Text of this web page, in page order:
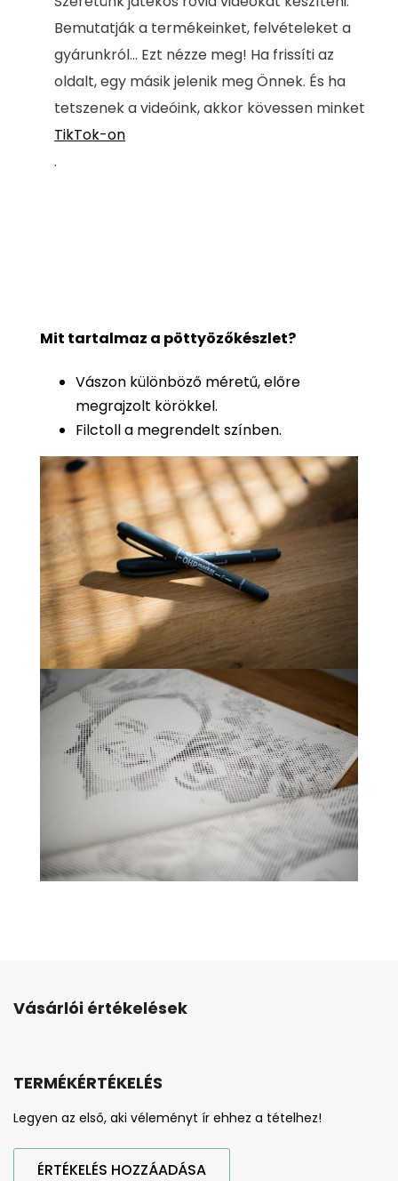
Bemutatják a termékeinket, felvételeket a
gyárunkról... Ezt nézze meg! Ha frissíti az
oldalt, egy másik jelenik meg Önnek. És ha
tetszenek a videóink, akkor kövessen minket
TikTok-on
.
Mit tartalmaz a pöttyözőkészlet?
Vászon különböző méretű, előre
megrajzolt körökkel.
Filctoll a megrendelt színben.
Vásárlói értékelések
TERMÉKÉRTÉKELÉS
Legyen az első, aki véleményt ír ehhez a tételhez!
ÉRTÉKELÉS HOZZÁADÁSA